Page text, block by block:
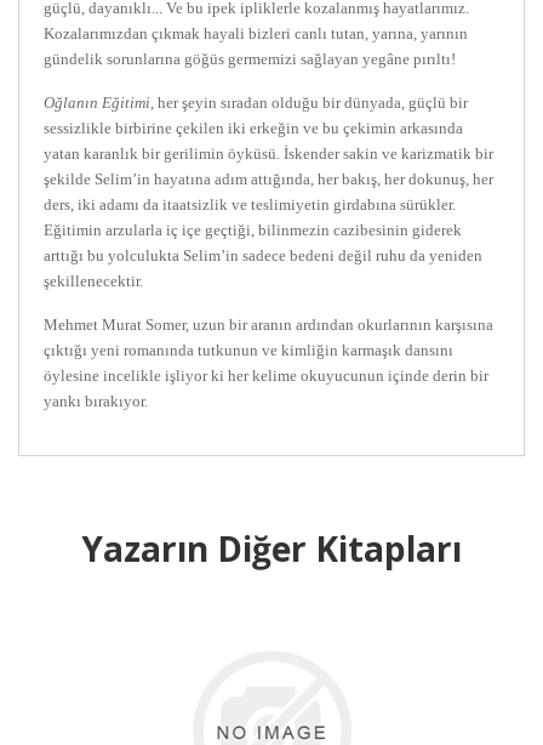
güçlü, dayanıklı... Ve bu ipek ipliklerle kozalanmış hayatlarımız.
Kozalarımızdan çıkmak hayali bizleri canlı tutan, yarına, yarının
gündelik sorunlarına göğüs germemizi sağlayan yegâne pırıltı!
Oğlanın Eğitimi, her şeyin sıradan olduğu bir dünyada, güçlü bir
sessizlikle birbirine çekilen iki erkeğin ve bu çekimin arkasında
yatan karanlık bir gerilimin öyküsü. İskender sakin ve karizmatik bir
şekilde Selim’in hayatına adım attığında, her bakış, her dokunuş, her
ders, iki adamı da itaatsizlik ve teslimiyetin girdabına sürükler.
Eğitimin arzularla iç içe geçtiği, bilinmezin cazibesinin giderek
arttığı bu yolculukta Selim’in sadece bedeni değil ruhu da yeniden
şekillenecektir.
Mehmet Murat Somer, uzun bir aranın ardından okurlarının karşısına
çıktığı yeni romanında tutkunun ve kimliğin karmaşık dansını
öylesine incelikle işliyor ki her kelime okuyucunun içinde derin bir
yankı bırakıyor.
Yazarın Diğer Kitapları